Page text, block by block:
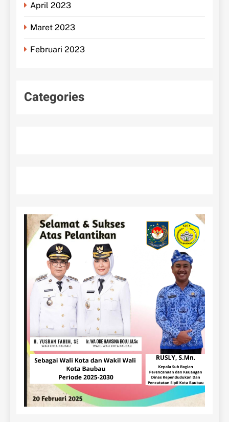
April 2023
Maret 2023
Februari 2023
Categories